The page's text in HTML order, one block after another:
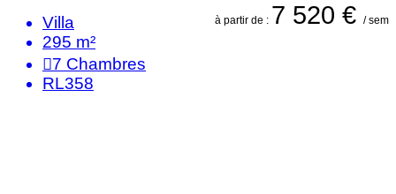
à partir de : 7 520 € / sem
Villa
295 m²
7 Chambres
RL358